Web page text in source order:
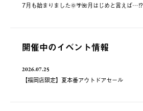
7月も始まりました🌞🌴🌺月はじめと言えば…⁉️
開催中のイベント情報
2026.07.25
【福岡店限定】夏本番アウトドアセール